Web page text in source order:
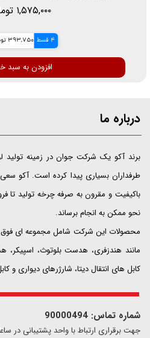
۱,۵۷۵,۰۰۰ تومان
4 قسط 393,750 تومانی
افزودن به سبد
درباره ما
​​​​​​​برند آکو یک شرکت جوان در زمینه تولید
طرفداران بسیاری پیدا کرده است. آکو سعی
باکیفیت و مقرون به صرفه چرخه تولید تا
نحو ممکن به انجام برساند.
محصولات این شرکت شامل مجموعه ای فوق
مانند هندزفری، هدست بلوتوث، اسپیکر،
کابل های انتقال دیتا، شارژرهای دیواری و
شماره تماس: 90000494
​​جهت برقراری ارتباط با واحد پشتیبانی در